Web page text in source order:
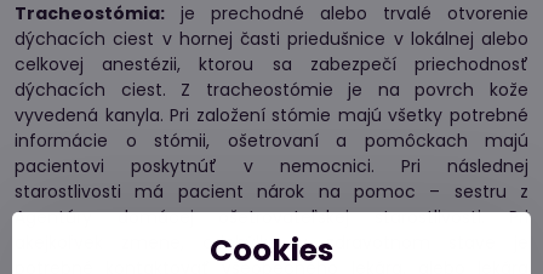
Tracheostómia: je prechodné alebo trvalé otvorenie
dýchacích ciest v hornej časti priedušnice v lokálnej alebo
celkovej anestézii, ktorou sa zabezpečí priechodnosť
dýchacích ciest. Z tracheostómie je na povrch kože
vyvedená kanyla. Pri založení stómie majú všetky potrebné
informácie o stómii, ošetrovaní a pomôckach majú
pacientovi poskytnúť v nemocnici. Pri následnej
starostlivosti má pacient nárok na pomoc – sestru z
Agentúry domácej ošetrovateľskej starostlivosti. Pri
akejkoľvek zmene, odchýlke v zdravotnom stave je
potrebné kontaktovať všeobecného lekára, alebo lekára
Cookies